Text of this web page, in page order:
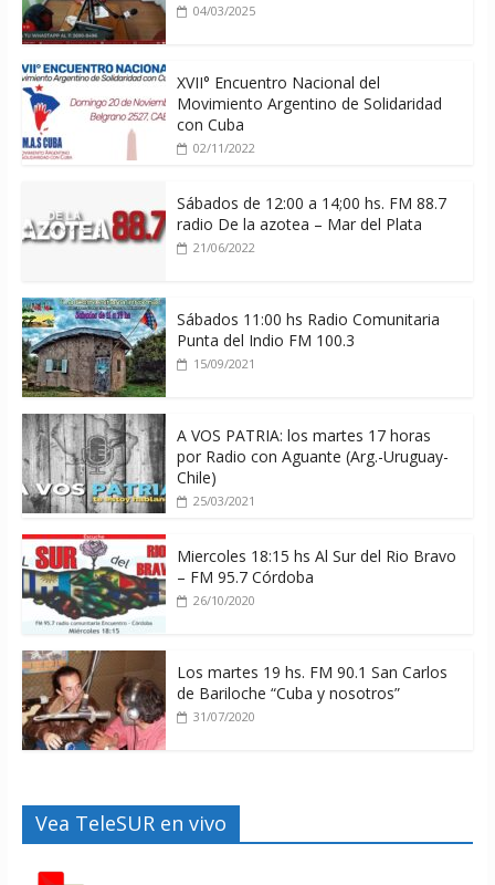
04/03/2025
XVII° Encuentro Nacional del
Movimiento Argentino de Solidaridad
con Cuba
02/11/2022
Sábados de 12:00 a 14;00 hs. FM 88.7
radio De la azotea – Mar del Plata
21/06/2022
Sábados 11:00 hs Radio Comunitaria
Punta del Indio FM 100.3
15/09/2021
A VOS PATRIA: los martes 17 horas
por Radio con Aguante (Arg.-Uruguay-
Chile)
25/03/2021
Miercoles 18:15 hs Al Sur del Rio Bravo
– FM 95.7 Córdoba
26/10/2020
Los martes 19 hs. FM 90.1 San Carlos
de Bariloche “Cuba y nosotros”
31/07/2020
Vea TeleSUR en vivo